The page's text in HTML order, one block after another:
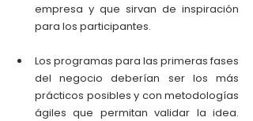
empresa y que sirvan de inspiración
para los participantes.
Los programas para las primeras fases
del negocio deberían ser los más
prácticos posibles y con metodologías
ágiles que permitan validar la idea.